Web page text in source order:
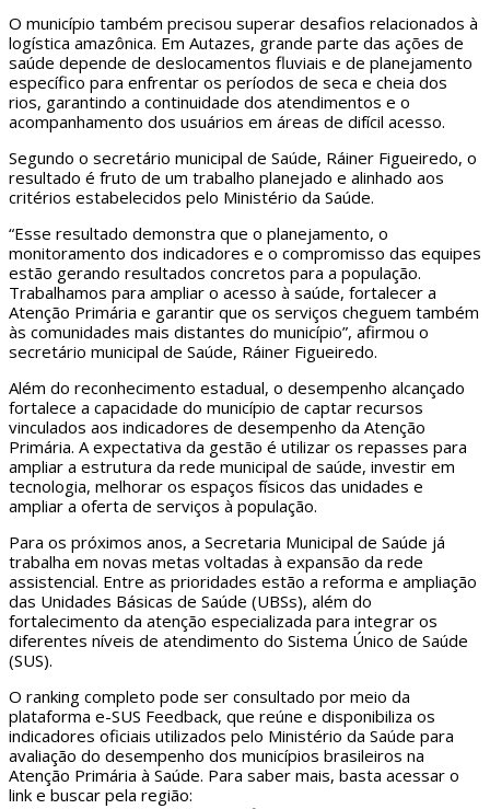
O município também precisou superar desafios relacionados à
logística amazônica. Em Autazes, grande parte das ações de
saúde depende de deslocamentos fluviais e de planejamento
específico para enfrentar os períodos de seca e cheia dos
rios, garantindo a continuidade dos atendimentos e o
acompanhamento dos usuários em áreas de difícil acesso.
Segundo o secretário municipal de Saúde, Ráiner Figueiredo, o
resultado é fruto de um trabalho planejado e alinhado aos
critérios estabelecidos pelo Ministério da Saúde.
“Esse resultado demonstra que o planejamento, o
monitoramento dos indicadores e o compromisso das equipes
estão gerando resultados concretos para a população.
Trabalhamos para ampliar o acesso à saúde, fortalecer a
Atenção Primária e garantir que os serviços cheguem também
às comunidades mais distantes do município”, afirmou o
secretário municipal de Saúde, Ráiner Figueiredo.
Além do reconhecimento estadual, o desempenho alcançado
fortalece a capacidade do município de captar recursos
vinculados aos indicadores de desempenho da Atenção
Primária. A expectativa da gestão é utilizar os repasses para
ampliar a estrutura da rede municipal de saúde, investir em
tecnologia, melhorar os espaços físicos das unidades e
ampliar a oferta de serviços à população.
Para os próximos anos, a Secretaria Municipal de Saúde já
trabalha em novas metas voltadas à expansão da rede
assistencial. Entre as prioridades estão a reforma e ampliação
das Unidades Básicas de Saúde (UBSs), além do
fortalecimento da atenção especializada para integrar os
diferentes níveis de atendimento do Sistema Único de Saúde
(SUS).
O ranking completo pode ser consultado por meio da
plataforma e-SUS Feedback, que reúne e disponibiliza os
indicadores oficiais utilizados pelo Ministério da Saúde para
avaliação do desempenho dos municípios brasileiros na
Atenção Primária à Saúde. Para saber mais, basta acessar o
link e buscar pela região: